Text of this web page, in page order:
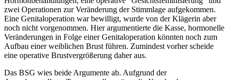
zwei Operationen zur Veränderung der Stimmlage aufgekommen.
Eine Genitaloperation war bewilligt, wurde von der Klägerin aber
noch nicht vorgenommen. Hier argumentierte die Kasse, hormonelle
Veränderungen in Folge einer Genitaloperation könnten noch zum
Aufbau einer weiblichen Brust führen. Zumindest vorher scheide
eine operative Brustvergrößerung daher aus.
Das BSG wies beide Argumente ab. Aufgrund der